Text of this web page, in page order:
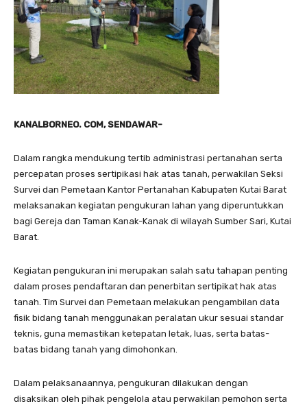
KANALBORNEO. COM, SENDAWAR-
Dalam rangka mendukung tertib administrasi pertanahan serta
percepatan proses sertipikasi hak atas tanah, perwakilan Seksi
Survei dan Pemetaan Kantor Pertanahan Kabupaten Kutai Barat
melaksanakan kegiatan pengukuran lahan yang diperuntukkan
bagi Gereja dan Taman Kanak-Kanak di wilayah Sumber Sari, Kutai
Barat.
Kegiatan pengukuran ini merupakan salah satu tahapan penting
dalam proses pendaftaran dan penerbitan sertipikat hak atas
tanah. Tim Survei dan Pemetaan melakukan pengambilan data
fisik bidang tanah menggunakan peralatan ukur sesuai standar
teknis, guna memastikan ketepatan letak, luas, serta batas-
batas bidang tanah yang dimohonkan.
Dalam pelaksanaannya, pengukuran dilakukan dengan
disaksikan oleh pihak pengelola atau perwakilan pemohon serta